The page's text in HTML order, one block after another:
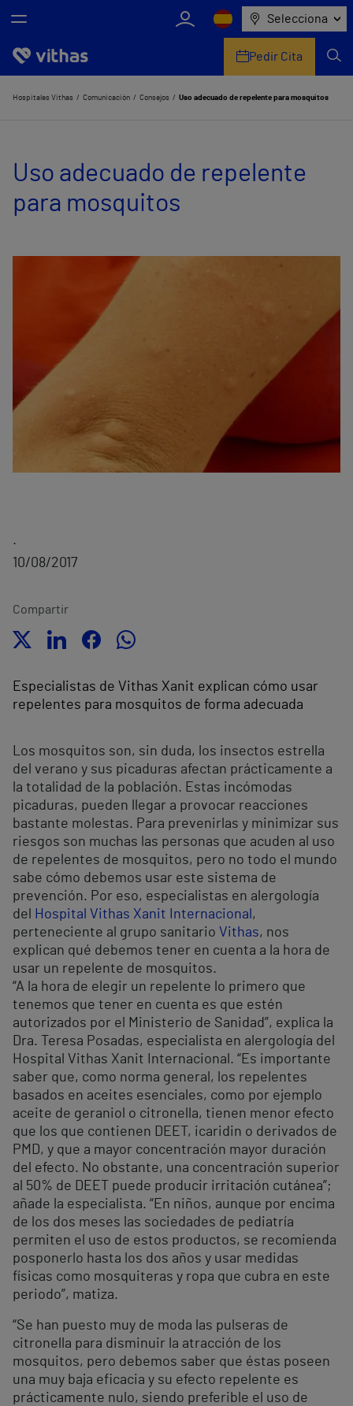
Selecciona
Nosotros
Servicios de salud
Equipo médico y asistencial
Pedir Cita
Hospitales Vithas Comunicación Consejos Uso adecuado de repelente para mosquitos
Uso adecuado de repelente
para mosquitos
.
10/08/2017
Compartir
Especialistas de Vithas Xanit explican cómo usar
repelentes para mosquitos de forma adecuada
Los mosquitos son, sin duda, los insectos estrella
del verano y sus picaduras afectan prácticamente a
la totalidad de la población. Estas incómodas
picaduras, pueden llegar a provocar reacciones
bastante molestas. Para prevenirlas y minimizar sus
riesgos son muchas las personas que acuden al uso
de repelentes de mosquitos, pero no todo el mundo
sabe cómo debemos usar este sistema de
prevención. Por eso, especialistas en alergología
del
Hospital Vithas Xanit Internacional ,
perteneciente al grupo sanitario Vithas, nos
explican qué debemos tener en cuenta a la hora de
usar un repelente de mosquitos.
“A la hora de elegir un repelente lo primero que
tenemos que tener en cuenta es que estén
autorizados por el Ministerio de Sanidad”, explica la
Dra. Teresa Posadas, especialista en alergología del
Hospital Vithas Xanit Internacional. “Es importante
saber que, como norma general, los repelentes
basados en aceites esenciales, como por ejemplo
aceite de geraniol o citronella, tienen menor efecto
que los que contienen DEET, icaridin o derivados de
PMD, y que a mayor concentración mayor duración
del efecto. No obstante, una concentración superior
al 50% de DEET puede producir irritación cutánea”;
añade la especialista. “En niños, aunque por encima
de los dos meses las sociedades de pediatría
permiten el uso de estos productos, se recomienda
posponerlo hasta los dos años y usar medidas
físicas como mosquiteras y ropa que cubra en este
periodo”, matiza.
“Se han puesto muy de moda las pulseras de
citronella para disminuir la atracción de los
mosquitos, pero debemos saber que éstas poseen
una muy baja eficacia y su efecto repelente es
prácticamente nulo, siendo preferible el uso de